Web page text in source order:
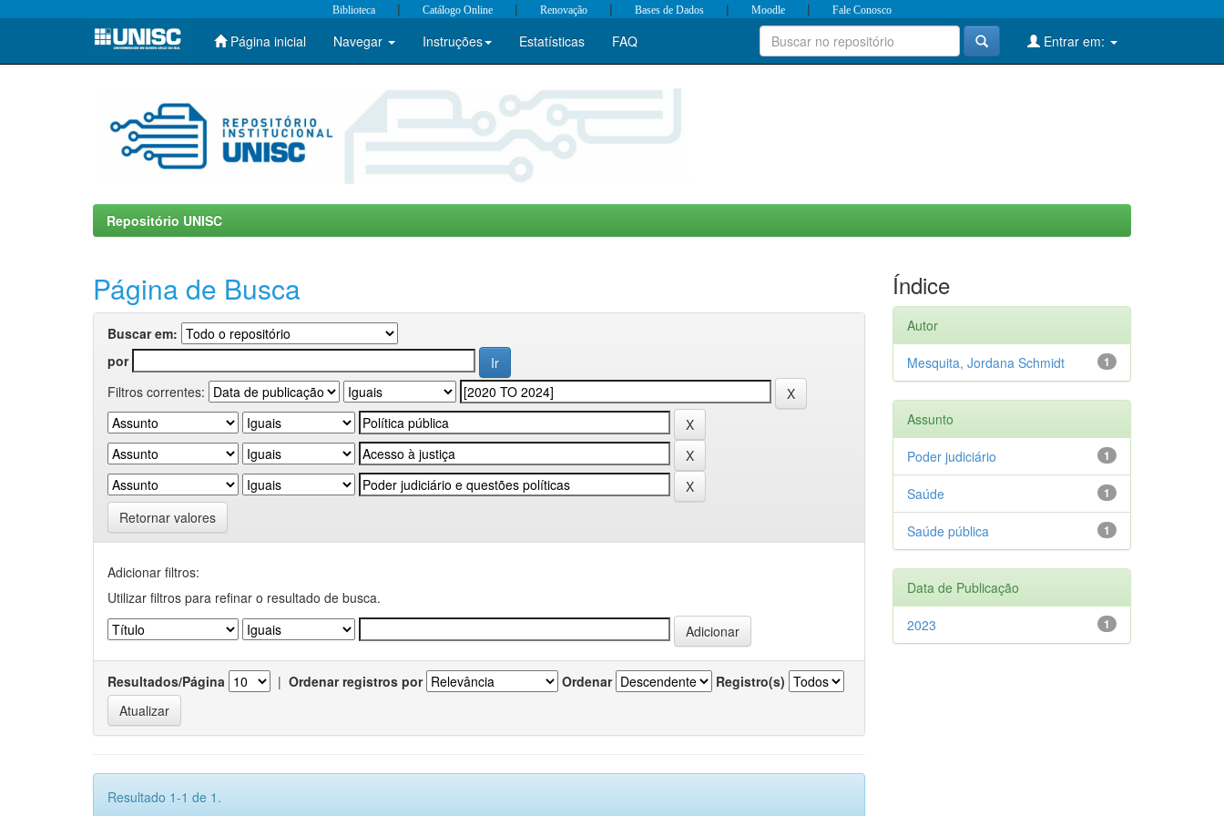
Skip
Biblioteca | Catálogo Online | Renovação | Bases de Dados | Moodle | Fale Conosco
Página inicial Navegar Instruções Estatísticas FAQ Entrar em:
Repositório UNISC
Página de Busca
Buscar em:
por
Filtros correntes:
Retornar valores
Adicionar filtros:
Utilizar filtros para refinar o resultado de busca.
Resultados/Página | Ordenar registros por Ordenar Registro(s)
Resultado 1-1 de 1.
Índice
Autor
1
Mesquita, Jordana Schmidt
Assunto
1
Poder judiciário
1
Saúde
1
Saúde pública
Data de Publicação
1
2023